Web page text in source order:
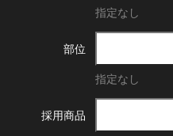
指定なし
部位
指定なし
採用商品